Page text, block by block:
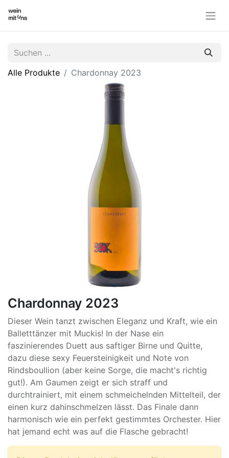
Alle Produkte Chardonnay 2023
Chardonnay 2023
Dieser Wein tanzt zwischen Eleganz und Kraft, wie ein
Balletttänzer mit Muckis! In der Nase ein
faszinierendes Duett aus saftiger Birne und Quitte,
dazu diese sexy Feuersteinigkeit und Note von
Rindsboullion (aber keine Sorge, die macht's richtig
gut!). Am Gaumen zeigt er sich straff und
durchtrainiert, mit einem schmeichelnden Mittelteil, der
einen kurz dahinschmelzen lässt. Das Finale dann
harmonisch wie ein perfekt gestimmtes Orchester. Hier
hat jemand echt was auf die Flasche gebracht!